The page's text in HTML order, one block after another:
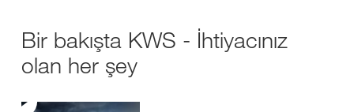
Bir bakışta KWS - İhtiyacınız
olan her şey